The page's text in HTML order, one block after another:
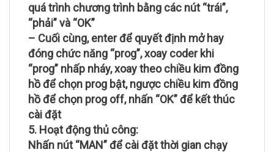
quá trình chương trình bằng các nút “trái”,
“phải” và “OK”
– Cuối cùng, enter để quyết định mở hay
đóng chức năng “prog”, xoay coder khi
“prog” nhấp nháy, xoay theo chiều kim đồng
hồ để chọn prog bật, ngược chiều kim đồng
hồ để chọn prog off, nhấn “OK” để kết thúc
cài đặt
5. Hoạt động thủ công:
Nhấn nút “MAN” để cài đặt thời gian chạy